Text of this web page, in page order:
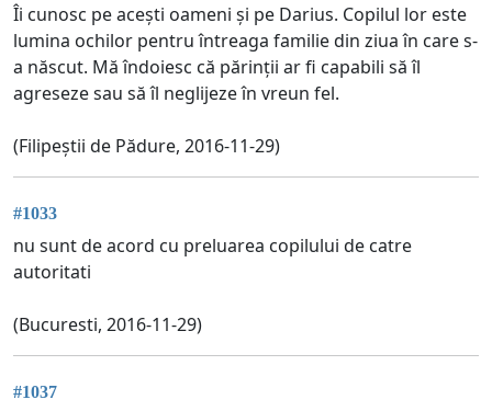
Îi cunosc pe acești oameni și pe Darius. Copilul lor este
lumina ochilor pentru întreaga familie din ziua în care s-
a născut. Mă îndoiesc că părinții ar fi capabili să îl
agreseze sau să îl neglijeze în vreun fel.
(Filipeștii de Pădure, 2016-11-29)
#1033
nu sunt de acord cu preluarea copilului de catre
autoritati
(Bucuresti, 2016-11-29)
#1037